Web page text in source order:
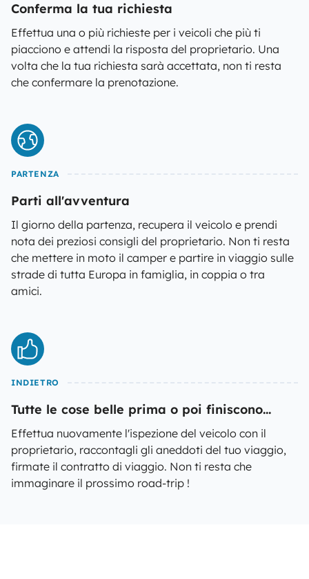
Conferma la tua richiesta
Effettua una o più richieste per i veicoli che più ti
piacciono e attendi la risposta del proprietario. Una
volta che la tua richiesta sarà accettata, non ti resta
che confermare la prenotazione.
PARTENZA
Parti all'avventura
Il giorno della partenza, recupera il veicolo e prendi
nota dei preziosi consigli del proprietario. Non ti resta
che mettere in moto il camper e partire in viaggio sulle
strade di tutta Europa in famiglia, in coppia o tra
amici.
INDIETRO
Tutte le cose belle prima o poi finiscono...
Effettua nuovamente l'ispezione del veicolo con il
proprietario, raccontagli gli aneddoti del tuo viaggio,
firmate il contratto di viaggio. Non ti resta che
immaginare il prossimo road-trip !